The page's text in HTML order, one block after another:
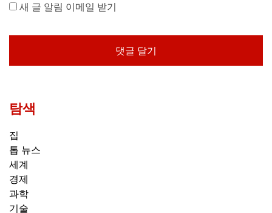
새 글 알림 이메일 받기
탐색
집
톱 뉴스
세계
경제
과학
기술